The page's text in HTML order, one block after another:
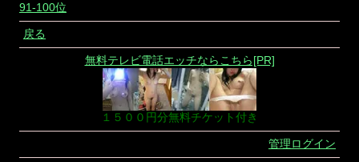
91-100位
戻る
無料テレビ電話エッチならこちら[PR]
１５００円分無料チケット付き
管理ログイン